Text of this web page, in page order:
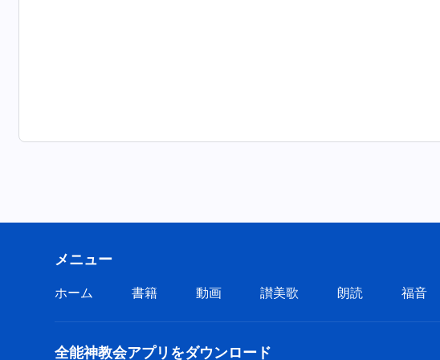
メニュー
ホーム 書籍 動画 讃美歌 朗読 福音
全能神教会アプリをダウンロード